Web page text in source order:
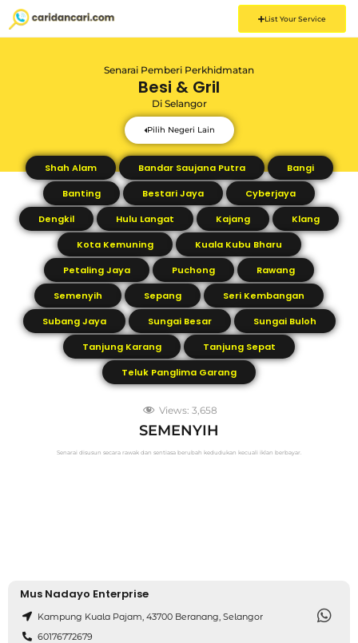
List Your Service
Senarai Pemberi Perkhidmatan
Besi & Gril
Di Selangor
Pilih Negeri Lain
Shah Alam Bandar Saujana Putra
Bangi
Banting
Bestari Jaya
Cyberjaya
Dengkil
Hulu Langat Kajang
Klang
Kota Kemuning
Kuala Kubu Bharu
Petaling Jaya
Puchong
Rawang
Semenyih
Sepang
Seri Kembangan
Subang Jaya
Sungai Besar
Sungai Buloh
Tanjung Karang
Tanjung Sepat
Teluk Panglima Garang
Views: 3,658
SEMENYIH
Senarai disusun secara rawak dan sentiasa berubah kedudukan kecuali iklan berbayar.
Mus Nadayo Enterprise
Kampung Kuala Pajam, 43700 Beranang, Selangor
60176772679